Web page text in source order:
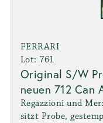
FERRARI
Lot: 761
Original S/W
neuen 712 Can
Regazzioni und
sitzt Probe,